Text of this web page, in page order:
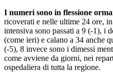
I numeri sono in flessione
ricoverati e nelle ultime 24 ore,
intensiva sono passati a 9 (-1), i
(come ieri) e calano a 34 anche
(-5), 8 invece sono i dimessi
come avviene da giorni, nei
ospedaliera di tutta la regione.